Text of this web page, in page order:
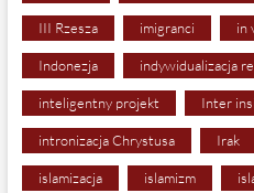
III Rzesza imigranci in
Indonezja indywidualizacja
inteligentny projekt Inter
intronizacja Chrystusa Irak
islamizacja islamizm